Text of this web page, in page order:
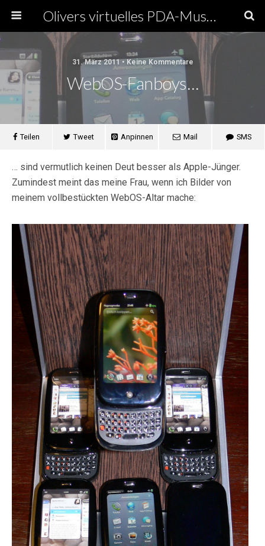
Olivers virtuelles PDA-Museum
31. März 2011 • Keine Kommentare
WebOS-Fanboys…
Teilen Tweet Anpinnen Mail SMS
… sind vermutlich keinen Deut besser als Apple-Jünger.
Zumindest meint das meine Frau, wenn ich Bilder von
meinem vollbestückten WebOS-Altar mache: